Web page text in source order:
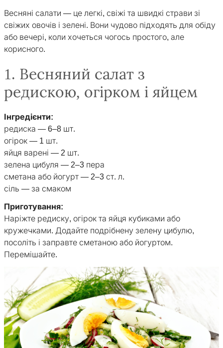
Весняні салати — це легкі, свіжі та швидкі страви зі
свіжих овочів і зелені. Вони чудово підходять для обіду
або вечері, коли хочеться чогось простого, але
корисного.
1. Весняний салат з
редискою, огірком і яйцем
Інгредієнти:
редиска — 6–8 шт.
огірок — 1 шт.
яйця варені — 2 шт.
зелена цибуля — 2–3 пера
сметана або йогурт — 2–3 ст. л.
сіль — за смаком
Приготування:
Наріжте редиску, огірок та яйця кубиками або
кружечками. Додайте подрібнену зелену цибулю,
посоліть і заправте сметаною або йогуртом.
Перемішайте.